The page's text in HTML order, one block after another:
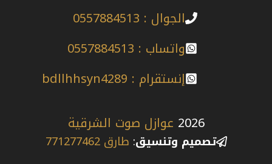
الجوال : 0557884513
واتساب : 0557884513
إنستقرام : bdllhhsyn4289
2026 عوازل صوت الشرقية
تصميم وتنسيق: طارق 771277462